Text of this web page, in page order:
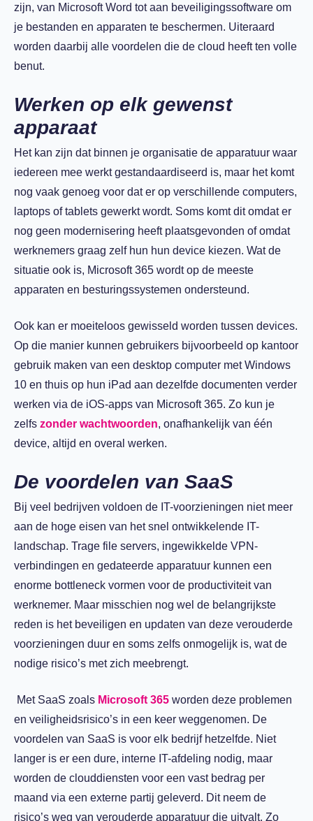
zijn, van Microsoft Word tot aan beveiligingssoftware om
je bestanden en apparaten te beschermen. Uiteraard
worden daarbij alle voordelen die de cloud heeft ten volle
benut.
Werken op elk gewenst
apparaat
Het kan zijn dat binnen je organisatie de apparatuur waar
iedereen mee werkt gestandaardiseerd is, maar het komt
nog vaak genoeg voor dat er op verschillende computers,
laptops of tablets gewerkt wordt. Soms komt dit omdat er
nog geen modernisering heeft plaatsgevonden of omdat
werknemers graag zelf hun hun device kiezen. Wat de
situatie ook is, Microsoft 365 wordt op de meeste
apparaten en besturingssystemen ondersteund.
Ook kan er moeiteloos gewisseld worden tussen devices.
Op die manier kunnen gebruikers bijvoorbeeld op kantoor
gebruik maken van een desktop computer met Windows
10 en thuis op hun iPad aan dezelfde documenten verder
werken via de iOS-apps van Microsoft 365. Zo kun je
zelfs zonder wachtwoorden, onafhankelijk van één
device, altijd en overal werken.
De voordelen van SaaS
Bij veel bedrijven voldoen de IT-voorzieningen niet meer
aan de hoge eisen van het snel ontwikkelende IT-
landschap. Trage file servers, ingewikkelde VPN-
verbindingen en gedateerde apparatuur kunnen een
enorme bottleneck vormen voor de productiviteit van
werknemer. Maar misschien nog wel de belangrijkste
reden is het beveiligen en updaten van deze verouderde
voorzieningen duur en soms zelfs onmogelijk is, wat de
nodige risico’s met zich meebrengt.
Met SaaS zoals Microsoft 365 worden deze problemen
en veiligheidsrisico’s in een keer weggenomen. De
voordelen van SaaS is voor elk bedrijf hetzelfde. Niet
langer is er een dure, interne IT-afdeling nodig, maar
worden de clouddiensten voor een vast bedrag per
maand via een externe partij geleverd. Dit neem de
risico’s weg van verouderde apparatuur die uitvalt. Zo